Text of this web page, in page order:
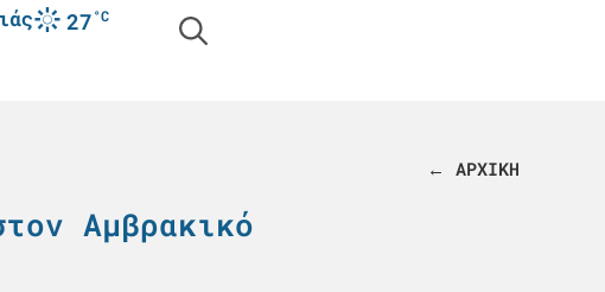
27°C
← ΑΡΧΙΚΗ
Αμβρακικό